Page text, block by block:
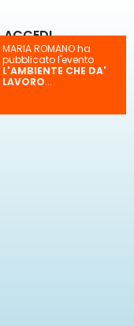
ACCEDI
MARIA ROMANO ha
pubblicato l'evento
L'AMBIENTE CHE DA'
LAVORO